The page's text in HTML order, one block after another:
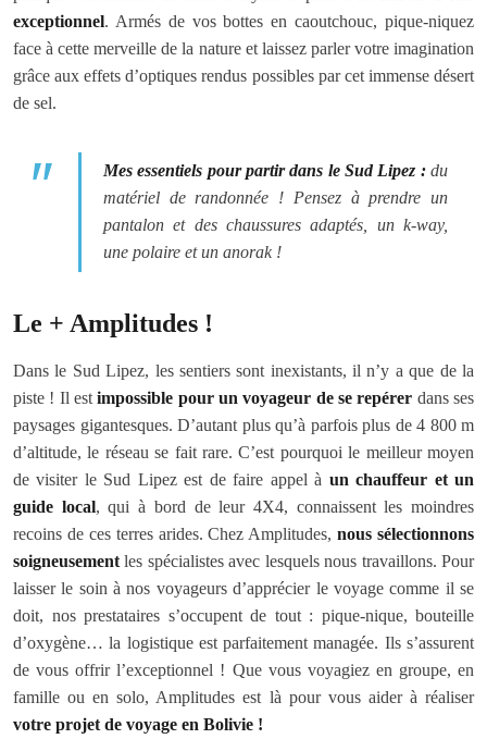
exceptionnel. Armés de vos bottes en caoutchouc, pique-niquez
face à cette merveille de la nature et laissez parler votre imagination
grâce aux effets d’optiques rendus possibles par cet immense désert
de sel.
Mes essentiels pour partir dans le Sud Lipez :du
matériel de randonnée ! Pensez à prendre un
pantalon et des chaussures adaptés, un k-way,
une polaire et un anorak !
Le + Amplitudes !
Dans le Sud Lipez, les sentiers sont inexistants, il n’y a que de la
piste ! Il estimpossible pour un voyageur de se repérer dans ses
paysages gigantesques. D’autant plus qu’à parfois plus de 4 800 m
d’altitude, le réseau se fait rare. C’est pourquoi le meilleur moyen
de visiter le Sud Lipez est de faire appel à un chauffeur et un
guide local, qui à bord de leur 4X4, connaissent les moindres
recoins de ces terres arides. Chez Amplitudes,nous sélectionnons
soigneusement les spécialistes avec lesquels nous travaillons. Pour
laisser le soin à nos voyageurs d’apprécier le voyage comme il se
doit, nos prestataires s’occupent de tout : pique-nique, bouteille
d’oxygène… la logistique est parfaitement managée. Ils s’assurent
de vous offrir l’exceptionnel ! Que vous voyagiez en groupe, en
famille ou en solo, Amplitudes est là pour vous aider à réaliser
votre projet de voyage en Bolivie !